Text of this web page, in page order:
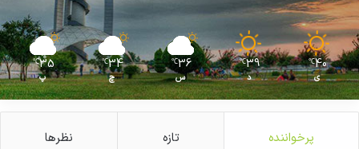
40
℃
ی
39
℃
د
36
℃
س
34
℃
چ
35
℃
پ
پرخواننده تازه نظرها